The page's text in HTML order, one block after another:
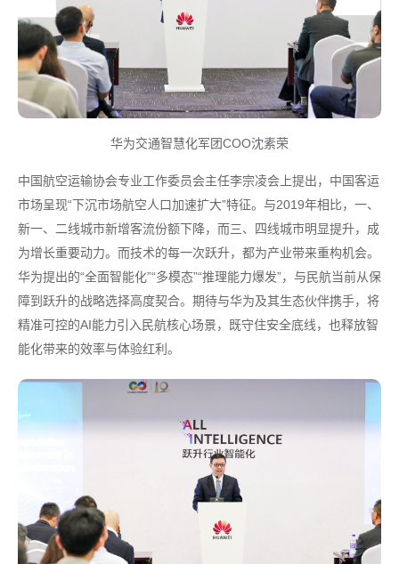
华为交通智慧化军团COO沈素荣
中国航空运输协会专业工作委员会主任李宗凌会上提出，中国客运
市场呈现“下沉市场航空人口加速扩大”特征。与2019年相比，一、
新一、二线城市新增客流份额下降，而三、四线城市明显提升，成
为增长重要动力。而技术的每一次跃升，都为产业带来重构机会。
华为提出的“全面智能化”“多模态”“推理能力爆发”，与民航当前从保
障到跃升的战略选择高度契合。期待与华为及其生态伙伴携手，将
精准可控的AI能力引入民航核心场景，既守住安全底线，也释放智
能化带来的效率与体验红利。